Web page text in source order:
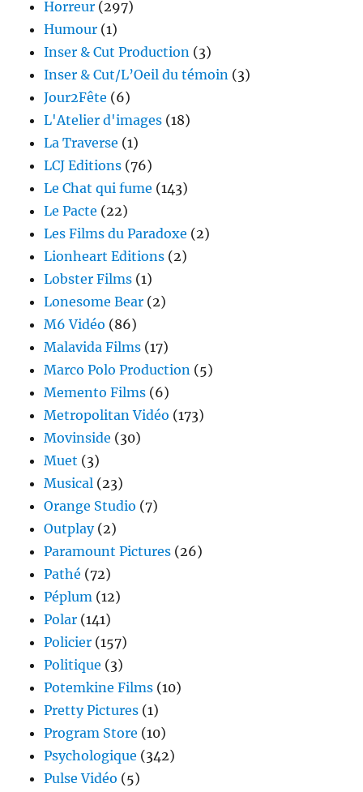
Horreur (297)
Humour (1)
Inser & Cut Production (3)
Inser & Cut/L’Oeil du témoin (3)
Jour2Fête (6)
L'Atelier d'images (18)
La Traverse (1)
LCJ Editions (76)
Le Chat qui fume (143)
Le Pacte (22)
Les Films du Paradoxe (2)
Lionheart Editions (2)
Lobster Films (1)
Lonesome Bear (2)
M6 Vidéo (86)
Malavida Films (17)
Marco Polo Production (5)
Memento Films (6)
Metropolitan Vidéo (173)
Movinside (30)
Muet (3)
Musical (23)
Orange Studio (7)
Outplay(2)
Paramount Pictures (26)
Pathé (72)
Péplum (12)
Polar (141)
Policier (157)
Politique (3)
Potemkine Films (10)
Pretty Pictures (1)
Program Store (10)
Psychologique (342)
Pulse Vidéo (5)